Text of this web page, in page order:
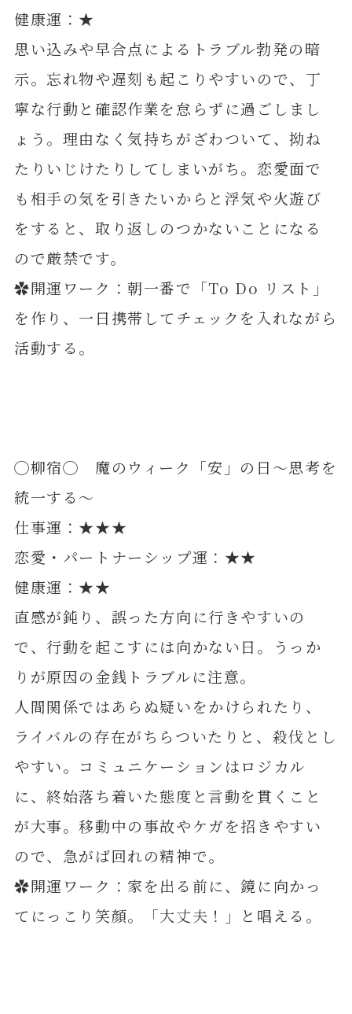
健康運：★
思い込みや早合点によるトラブル勃発の暗
示。忘れ物や遅刻も起こりやすいので、丁
寧な行動と確認作業を怠らずに過ごしまし
ょう。理由なく気持ちがざわついて、拗ね
たりいじけたりしてしまいがち。恋愛面で
も相手の気を引きたいからと浮気や火遊び
をすると、取り返しのつかないことになる
ので厳禁です。
✿開運ワーク：朝一番で「To Do リスト」
を作り、一日携帯してチェックを入れながら
活動する。
◯柳宿◯ 魔のウィーク「安」の日～思考を
統一する～
仕事運：★★★
恋愛・パートナーシップ運：★★
健康運：★★
直感が鈍り、誤った方向に行きやすいの
で、行動を起こすには向かない日。うっか
りが原因の金銭トラブルに注意。
人間関係ではあらぬ疑いをかけられたり、
ライバルの存在がちらついたりと、殺伐とし
やすい。コミュニケーションはロジカル
に、終始落ち着いた態度と言動を貫くこと
が大事。移動中の事故やケガを招きやすい
ので、急がば回れの精神で。
✿開運ワーク：家を出る前に、鏡に向かっ
てにっこり笑顔。「大丈夫！」と唱える。